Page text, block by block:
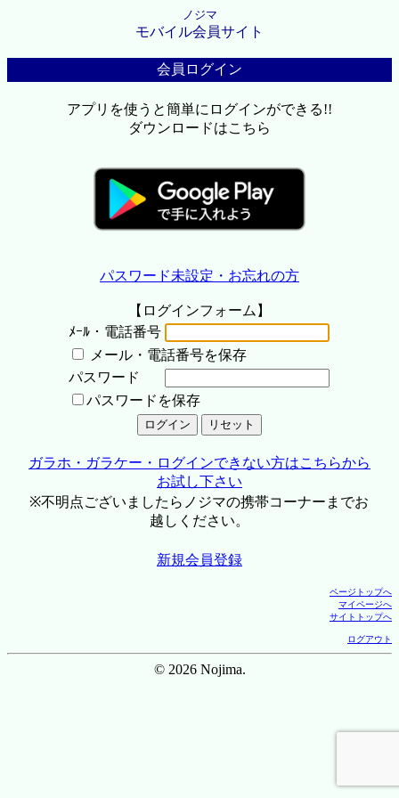
ノジマ
モバイル会員サイト
会員ログイン
アプリを使うと簡単にログインができる!!
ダウンロードはこちら
パスワード未設定・お忘れの方
【ログインフォーム】
ﾒｰﾙ・電話番号
メール・電話番号を保存
パスワード
パスワードを保存
ガラホ・ガラケー・ログインできない方はこちらから
お試し下さい
※不明点ございましたらノジマの携帯コーナーまでお
越しください。
新規会員登録
ページトップへ
マイページへ
サイトトップへ
ログアウト
© 2026 Nojima.